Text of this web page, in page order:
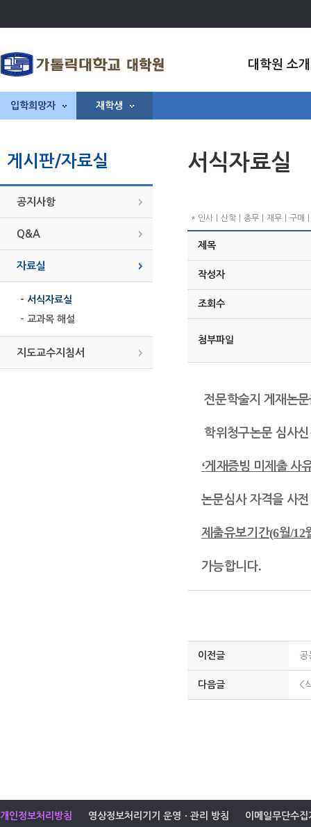
대학원 소개
입학희망자 재학생
게시판/자료실
공지사항
Q&A
자료실
- 서식자료실
- 교과목 해설
지도교수지침서
서식자료실
* 인사ㅣ산학ㅣ총무ㅣ재무ㅣ구매
제목
작성자
조회수
첨부파일
전문학술지 게재논
학위청구논문 심사
‘게재증빙 미제출 사
논문심사 자격을 사
제출유보기간(6월/12
가능합니 다.
이전글 공
다음글 <
개인정보처리방침 영상정보처리기기 운영ㆍ관리 방침 이메일무단수집